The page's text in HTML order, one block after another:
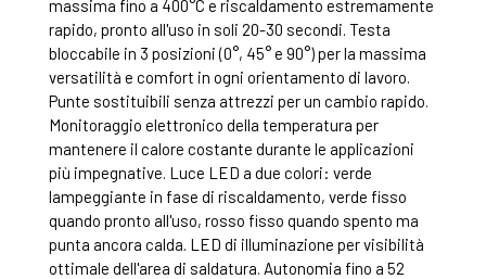
massima fino a 400°C e riscaldamento estremamente
rapido, pronto all'uso in soli 20-30 secondi. Testa
bloccabile in 3 posizioni (0°, 45° e 90°) per la massima
versatilità e comfort in ogni orientamento di lavoro.
Punte sostituibili senza attrezzi per un cambio rapido.
Monitoraggio elettronico della temperatura per
mantenere il calore costante durante le applicazioni
più impegnative. Luce LED a due colori: verde
lampeggiante in fase di riscaldamento, verde fisso
quando pronto all'uso, rosso fisso quando spento ma
punta ancora calda. LED di illuminazione per visibilità
ottimale dell'area di saldatura. Autonomia fino a 52